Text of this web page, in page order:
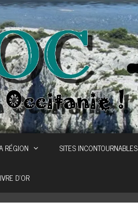
RÉGION SITES INCONTOURNABLES
D’OR